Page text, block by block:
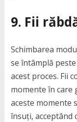
9. Fii
Schimbarea
se întâmplă
acest proces. Fii
momente în care
aceste momente
însuți, acceptând